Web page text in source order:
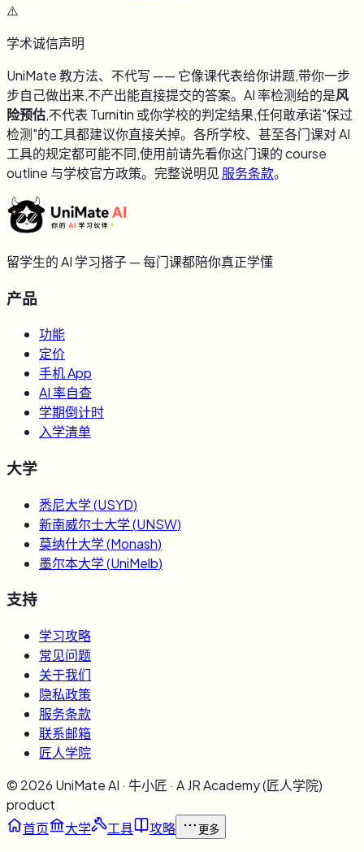
⚠️
学术诚信声明
UniMate 教方法、不代写 —— 它像课代表给你讲题,带你一步
步自己做出来,不产出能直接提交的答案。AI 率检测给的是风
险预估,不代表 Turnitin 或你学校的判定结果,任何敢承诺"保过
检测"的工具都建议你直接关掉。各所学校、甚至各门课对 AI
工具的规定都可能不同,使用前请先看你这门课的 course
outline 与学校官方政策。完整说明见 服务条款。
留学生的 AI 学习搭子 — 每门课都陪你真正学懂
产品
功能
定价
手机 App
AI 率自查
学期倒计时
入学清单
大学
悉尼大学(USYD)
新南威尔士大学(UNSW)
莫纳什大学(Monash)
墨尔本大学(UniMelb)
支持
学习攻略
常见问题
关于我们
隐私政策
服务条款
联系邮箱
匠人学院
© 2026 UniMate AI · 牛小匠 · A JR Academy (匠人学院)
product
首页
大学 工具 攻略 更多